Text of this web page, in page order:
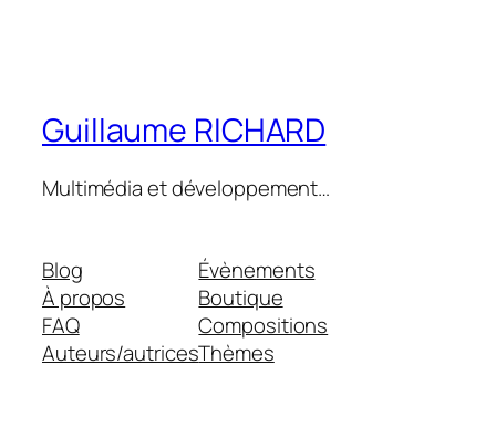
Guillaume RICHARD
Multimédia et développement…
Blog
À propos
FAQ
Auteurs/autrices
Évènements
Boutique
Compositions
Thèmes